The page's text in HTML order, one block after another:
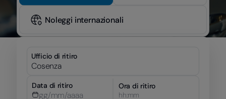
Noleggi internazionali
Ufficio di ritiro
Data di ritiro
Ora di ritiro
hh:mm